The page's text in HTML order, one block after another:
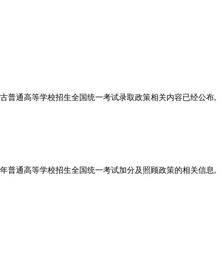
普通高等学校招生全国统一考试录取政策相关内容已经公布,
普通高等学校招生全国统一考试加分及照顾政策的相关信息,